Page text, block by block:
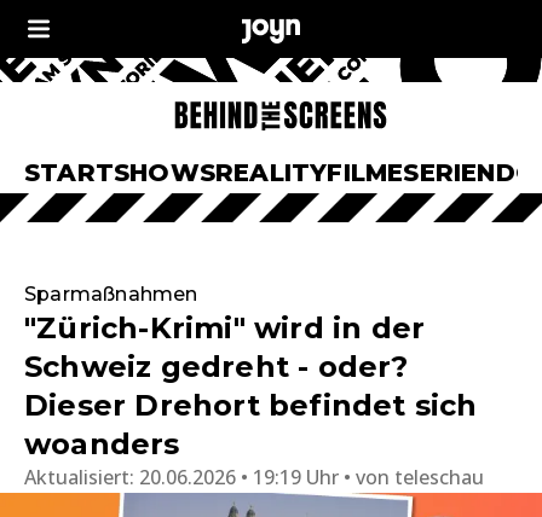
STARTSHOWSREALITYFILMESERIEN
Sparmaßnahmen
"Zürich-Krimi" wird in der
Schweiz gedreht - oder?
Dieser Drehort befindet sich
woanders
Aktualisiert: 20.06.2026 • 19:19 Uhr von teleschau